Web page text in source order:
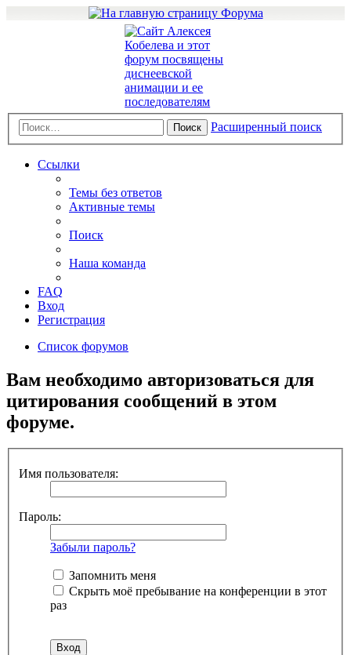
Поиск Расширенный поиск
Ссылки
Темы без ответов
Активные темы
Поиск
Наша команда
FAQ
Вход
Регистрация
Список форумов
Вам необходимо авторизоваться для
цитирования сообщений в этом
форуме.
Имя пользователя:
Пароль:
Забыли пароль?
Запомнить меня
Скрыть моё пребывание на конференции в этот
раз